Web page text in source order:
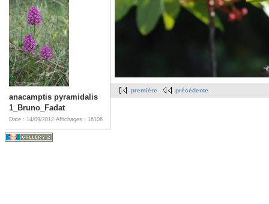
anacamptis pyramidalis
1_Bruno_Fadat
Date : 14/09/2012 Affichages : 16106
première précédente